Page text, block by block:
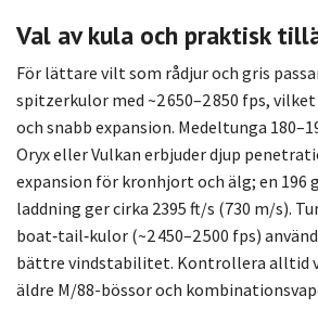
Val av kula och praktisk
För lättare vilt som rådjur och gris
spitzerkulor med ~2 650–2 850 fps,
och snabb expansion. Medel­tunga
Oryx eller Vulkan erbjuder djup
expansion för kronhjort och älg; en 196
laddning ger cirka 2395 ft/s (730 m/s).
boat‑tail‑kulor (~2 450–2 500 fps)
bättre vindstabilitet. Kontrollera alltid
äldre M/88-bössor och